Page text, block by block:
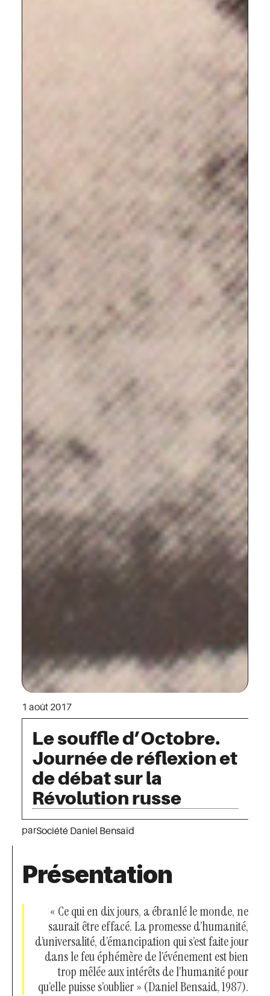
1 août 2017
Le souffle d’Octobre.
Journée de réflexion et
de débat sur la
Révolution russe
parSociété Daniel Bensaïd
Présentation
« Ce qui en dix jours, a ébranlé le monde, ne
saurait être effacé. La promesse d’humanité,
d’universalité, d’émancipation qui s’est faite jour
dans le feu éphémère de l’événement est bien
trop mêlée aux intérêts de l’humanité pour
qu’elle puisse s’oublier » (Daniel Bensaid, 1987).